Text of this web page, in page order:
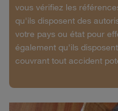
vous vérifiez les
qu'ils disposent des
votre pays ou état pour
également qu'ils
couvrant tout accident